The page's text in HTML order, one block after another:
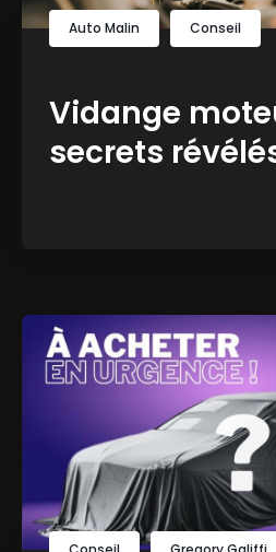
Auto Malin Conseil
Vidange
secrets